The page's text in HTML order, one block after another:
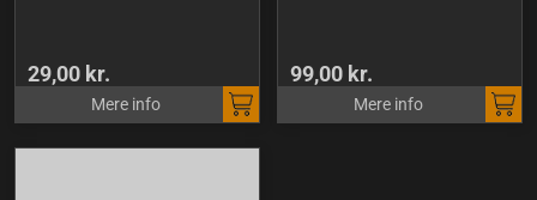
29,00 kr.
Mere info
99,00 kr.
Mere info